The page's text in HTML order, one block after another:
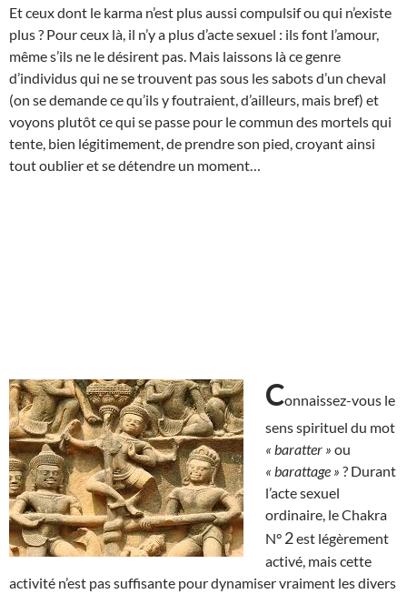
Et ceux dont le karma n’est plus aussi compulsif ou qui n’existe
plus ? Pour ceux là, il n’y a plus d’acte sexuel : ils font l’amour,
même s’ils ne le désirent pas. Mais laissons là ce genre
d’individus qui ne se trouvent pas sous les sabots d’un cheval
(on se demande ce qu’ils y foutraient, d’ailleurs, mais bref) et
voyons plutôt ce qui se passe pour le commun des mortels qui
tente, bien légitimement, de prendre son pied, croyant ainsi
tout oublier et se détendre un moment…
Connaissez-vous le
sens spirituel du mot
« baratter » ou
« barattage » ? Durant
l’acte sexuel
ordinaire, le Chakra
N° 2est légèrement
activé, mais cette
activité n’est pas suffisante pour dynamiser vraiment les divers